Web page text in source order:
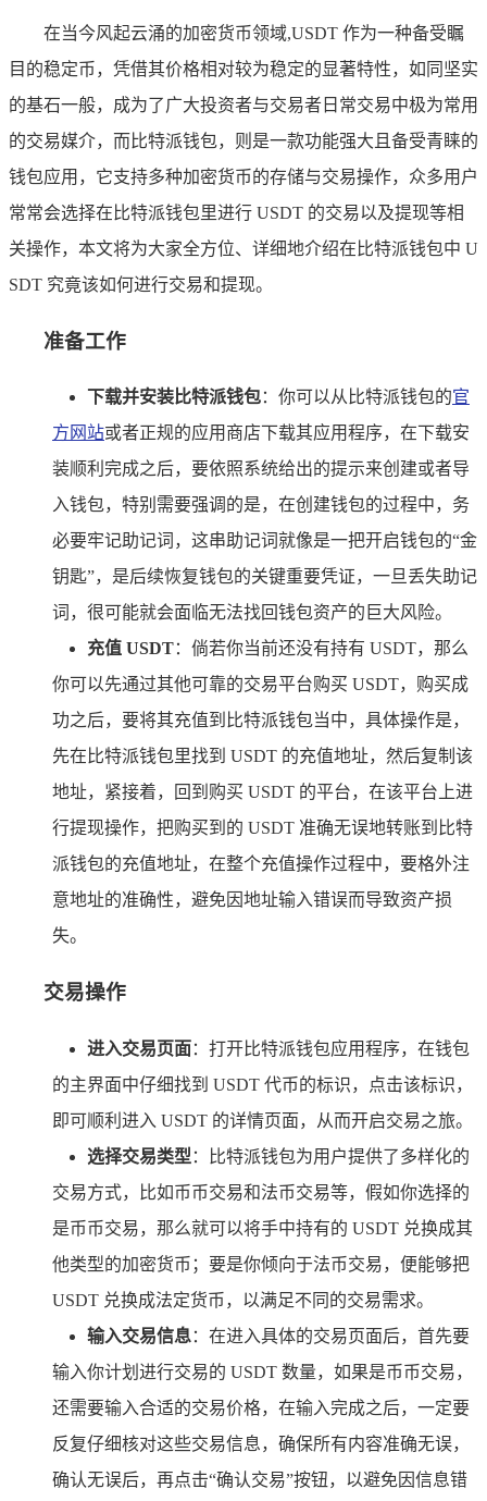
在当今风起云涌的加密货币领域,USDT 作为一种备受瞩
目的稳定币，凭借其价格相对较为稳定的显著特性，如同坚实
的基石一般，成为了广大投资者与交易者日常交易中极为常用
的交易媒介，而比特派钱包，则是一款功能强大且备受青睐的
钱包应用，它支持多种加密货币的存储与交易操作，众多用户
常常会选择在比特派钱包里进行 USDT 的交易以及提现等相
关操作，本文将为大家全方位、详细地介绍在比特派钱包中 U
SDT 究竟该如何进行交易和提现。
准备工作
下载并安装比特派钱包：你可以从比特派钱包的官
方网站或者正规的应用商店下载其应用程序，在下载安
装顺利完成之后，要依照系统给出的提示来创建或者导
入钱包，特别需要强调的是，在创建钱包的过程中，务
必要牢记助记词，这串助记词就像是一把开启钱包的“金
钥匙”，是后续恢复钱包的关键重要凭证，一旦丢失助记
词，很可能就会面临无法找回钱包资产的巨大风险。
充值 USDT：倘若你当前还没有持有 USDT，那么
你可以先通过其他可靠的交易平台购买 USDT，购买成
功之后，要将其充值到比特派钱包当中，具体操作是，
先在比特派钱包里找到 USDT 的充值地址，然后复制该
地址，紧接着，回到购买 USDT 的平台，在该平台上进
行提现操作，把购买到的 USDT 准确无误地转账到比特
派钱包的充值地址，在整个充值操作过程中，要格外注
意地址的准确性，避免因地址输入错误而导致资产损
失。
交易操作
进入交易页面：打开比特派钱包应用程序，在钱包
的主界面中仔细找到 USDT 代币的标识，点击该标识，
即可顺利进入 USDT 的详情页面，从而开启交易之旅。
选择交易类型 ：比特派钱包为用户提供了多样化的
交易方式，比如币币交易和法币交易等，假如你选择的
是币币交易，那么就可以将手中持有的 USDT 兑换成其
他类型的加密货币；要是你倾向于法币交易，便能够把
USDT 兑换成法定货币，以满足不同的交易需求。
输入交易信息：在进入具体的交易页面后，首先要
输入你计划进行交易的 USDT 数量，如果是币币交易，
还需要输入合适的交易价格，在输入完成之后，一定要
反复仔细核对这些交易信息，确保所有内容准确无误，
确认无误后，再点击“确认交易”按钮，以避免因信息错